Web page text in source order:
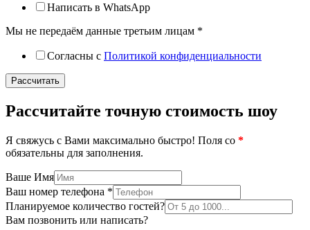
Написать в WhatsApp
Мы не передаём данные третьим лицам *
Согласны с Политикой конфиденциальности
Рассчитать
Рассчитайте точную стоимость шоу
Я свяжусь с Вами максимально быстро! Поля со *
обязательны для заполнения.
Ваше Имя
Ваш номер телефона *
Планируемое количество гостей?
Вам позвонить или написать?